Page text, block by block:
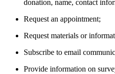
donation, name, contact
Request an appointment;
Request materials or
Subscribe to email
Provide information on